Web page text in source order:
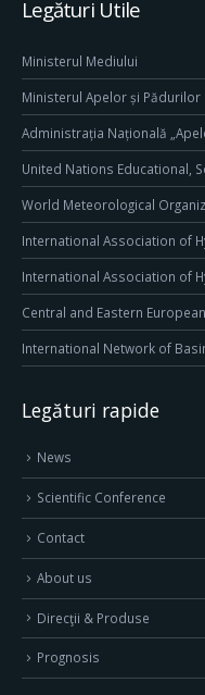
Legături Utile
Ministerul Mediului
Ministerul Apelor și Pădurilor
Administrația Națională
United Nations Educational,
World Meteorological
International Association of
International Association of
Central and Eastern
International Network of
Legături rapide
News
Scientific Conference
Contact
About us
Direcţii & Produse
Prognosis